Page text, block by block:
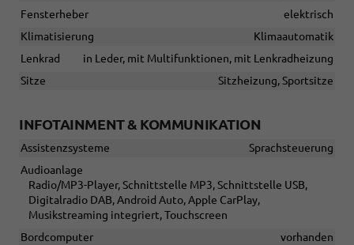
Fensterheber
elektrisch
Klimatisierung
Klimaautomatik
Lenkrad
in Leder, mit Multifunktionen, mit Lenkradheizung
Sitze
Sitzheizung, Sportsitze
INFOTAINMENT & KOMMUNIKATION
Assistenzsysteme
Sprachsteuerung
Audioanlage
Radio/MP3-Player, Schnittstelle MP3, Schnittstelle USB,
Digitalradio DAB, Android Auto, Apple CarPlay,
Musikstreaming integriert, Touchscreen
Bordcomputer
vorhanden